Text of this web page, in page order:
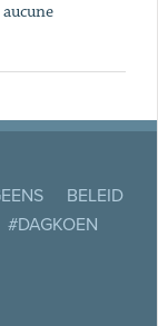
BELEID
#DAGKOEN